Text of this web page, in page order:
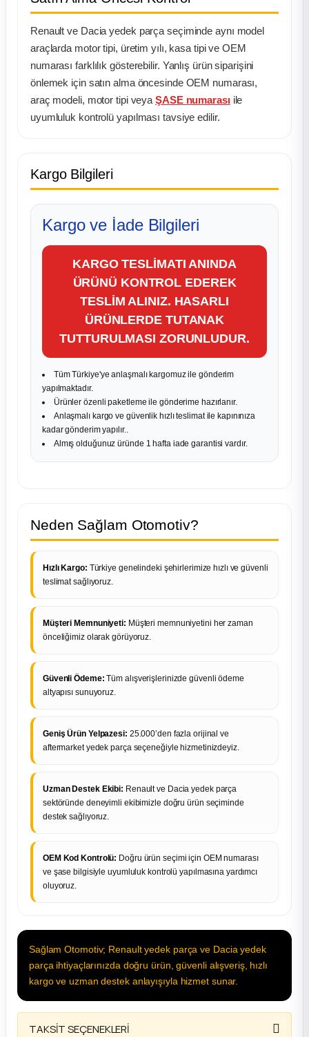
Renault ve Dacia yedek parça seçiminde aynı model
araçlarda motor tipi, üretim yılı, kasa tipi ve OEM
numarası farklılık gösterebilir. Yanlış ürün siparişini
önlemek için satın alma öncesinde OEM numarası,
araç modeli, motor tipi veyaŞASE numarasıile
uyumluluk kontrolü yapılması tavsiye edilir.
Kargo Bilgileri
Kargo ve İade Bilgileri
KARGO TESLİMATI ANINDA
ÜRÜNÜ KONTROL EDEREK
TESLİM ALINIZ. HASARLI
ÜRÜNLERDE TUTANAK
TUTTURULMASI ZORUNLUDUR.
Tüm Türkiye'ye anlaşmalı kargomuz ile gönderim
yapılmaktadır.
Ürünler özenli paketleme ile gönderime hazırlanır.
Anlaşmalı kargo ve güvenlik hızlı teslimat ile kapınınıza
kadar gönderim yapılır..
Almış olduğunuz üründe 1 hafta iade garantisi vardır.
Neden Sağlam Otomotiv?
Hızlı Kargo: Türkiye genelindeki şehirlerimize hızlı ve güvenli
teslimat sağlıyoruz.
Müşteri Memnuniyeti: Müşteri memnuniyetini her zaman
önceliğimiz olarak görüyoruz.
Güvenli Ödeme: Tüm alışverişlerinizde güvenli ödeme
altyapısı sunuyoruz.
Geniş Ürün Yelpazesi: 25.000’den fazla orijinal ve
aftermarket yedek parça seçeneğiyle hizmetinizdeyiz.
Uzman Destek Ekibi: Renault ve Dacia yedek parça
sektöründe deneyimli ekibimizle doğru ürün seçiminde
destek sağlıyoruz.
OEM Kod Kontrolü: Doğru ürün seçimi için OEM numarası
ve şase bilgisiyle uyumluluk kontrolü yapılmasına yardımcı
oluyoruz.
Sağlam Otomotiv; Renault yedek parça ve Dacia yedek
parça ihtiyaçlarınızda doğru ürün, güvenli alışveriş, hızlı
kargo ve uzman destek anlayışıyla hizmet sunar.
TAKSİT SEÇENEKLERİ